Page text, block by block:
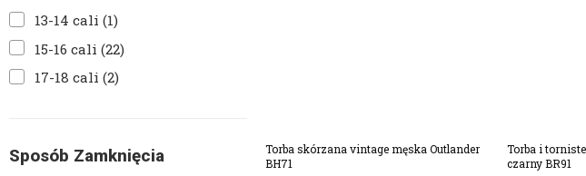
13-14 cali(1)
15-16 cali(22)
17-18 cali(2)
Sposób Zamknięcia
Torba skórzana vintage męska Outlander
BH71
Torba i
czarny BR91